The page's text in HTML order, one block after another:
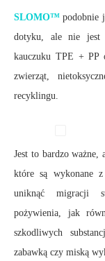
SLOMO™ podobnie
dotyku, ale nie jest
kauczuku TPE + PP
zwierząt,
recyklingu.
Jest to bardzo
które są wykonane
uniknąć migracji
pożywienia, jak
szkodliwych
zabawką czy miską